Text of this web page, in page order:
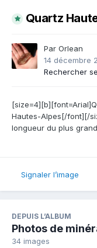
Quartz
Par Orlean
14 décembre
Rechercher
Hautes-Alpes[/font][/
longueur du plus
Signaler l’image
DEPUIS L’ALBUM
Photos de
34 images